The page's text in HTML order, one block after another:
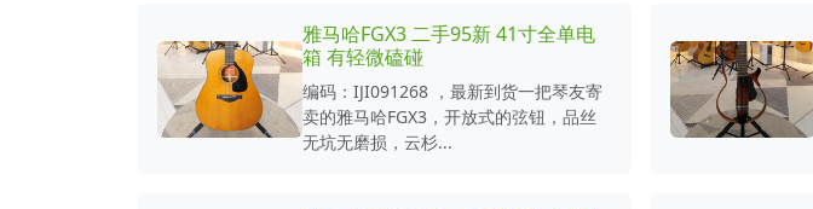
雅马哈FGX3 二手95新 41寸全单电
箱 有轻微磕碰
编码：IJI091268 ，最新到货一把琴友寄
卖的雅马哈FGX3，开放式的弦钮，品丝
无坑无磨损，云杉...